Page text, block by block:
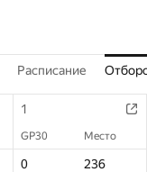
Расписание
1
GP30 Место
0
236
1
GP30 Место
0
236